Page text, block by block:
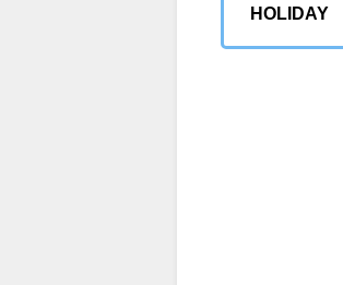
HOLIDAY